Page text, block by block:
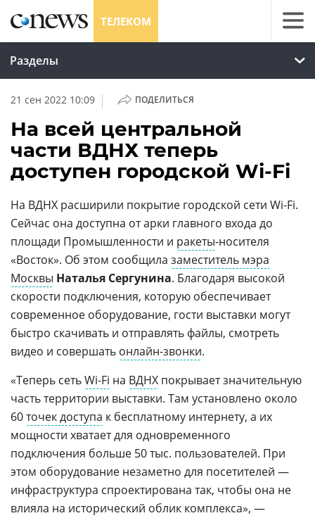
ТЕЛЕКОМ
Разделы
21 сен 2022 10:09 | ПОДЕЛИТЬСЯ
На всей центральной
части ВДНХ теперь
доступен городской Wi-Fi
На ВДНХ расширили покрытие городской сети Wi-Fi.
Сейчас она доступна от арки главного входа до
площади Промышленности и ракеты-носителя
«Восток». Об этом сообщила заместитель мэра
Москвы Наталья Сергунина. Благодаря высокой
скорости подключения, которую обеспечивает
современное оборудование, гости выставки могут
быстро скачивать и отправлять файлы, смотреть
видео и совершать онлайн-звонки.
«Теперь сетьWi-Fi на ВДНХ покрывает значительную
часть территории выставки. Там установлено около
60точек доступа к бесплатному интернету, а их
мощности хватает для одновременного
подключения больше 50 тыс. пользователей. При
этом оборудование незаметно для посетителей —
инфраструктура спроектирована так, чтобы она не
влияла на исторический облик комплекса», —